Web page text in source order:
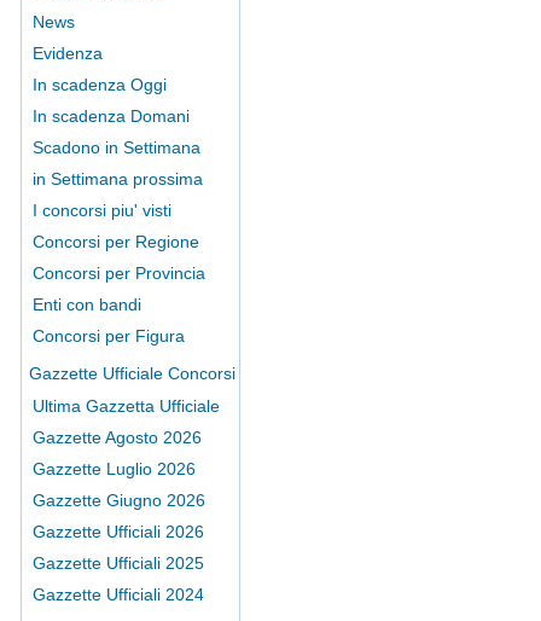
News
Evidenza
In scadenza Oggi
In scadenza Domani
Scadono in Settimana
in Settimana prossima
I concorsi piu' visti
Concorsi per Regione
Concorsi per Provincia
Enti con bandi
Concorsi per Figura
Gazzette Ufficiale Concorsi
Ultima Gazzetta Ufficiale
Gazzette Agosto 2026
Gazzette Luglio 2026
Gazzette Giugno 2026
Gazzette Ufficiali 2026
Gazzette Ufficiali 2025
Gazzette Ufficiali 2024